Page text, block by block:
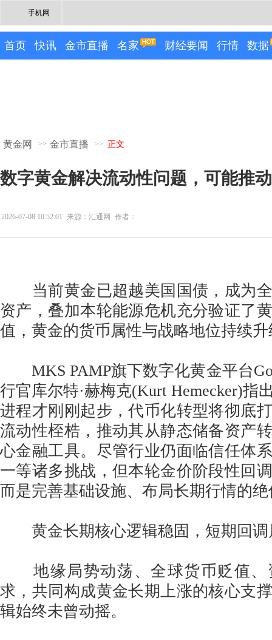
手机网
首页 快讯 金市直播 名家 财经要闻 行情 数据
黄金网 >> 金市直播 >> 正文
数字黄金解决流动性问题，可能推
2026-07-08 10:52:01 来源：汇通网 作者：
当前黄金已超越美国国债，成为全
资产，叠加本轮能源危机充分验证了
值，黄金的货币属性与战略地位持续
MKS PAMP旗下数字化黄金平台
行官库尔特·赫梅克(Kurt Hemecker)指
进程才刚刚起步，代币化转型将彻底
流动性桎梏，推动其从静态储备资产
心金融工具。尽管行业仍面临信任体
一等诸多挑战，但本轮金价阶段性回
而是完善基础设施、布局长期行情的
黄金长期核心逻辑稳固，短期回调
地缘局势动荡、全球货币贬值、
求，共同构成黄金长期上涨的核心支
辑始终未曾动摇。